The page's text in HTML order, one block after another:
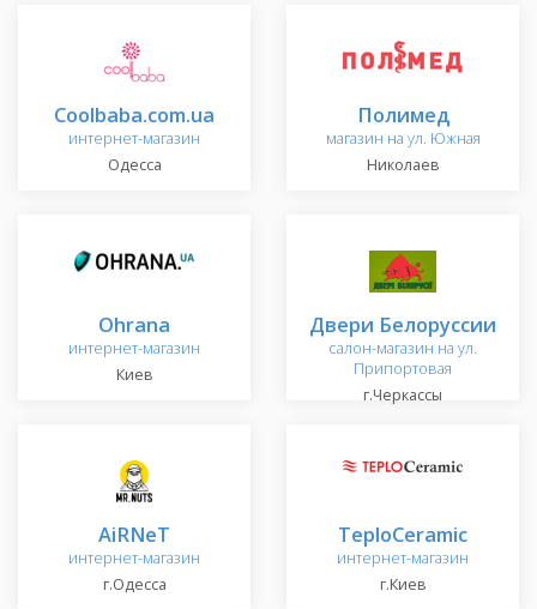
Coolbaba.com.ua
интернет-магазин
Одесса
Полимед
магазин на ул. Южная
Николаев
Ohrana
интернет-магазин
Киев
Двери Белоруссии
салон-магазин на ул.
Припортовая
г.Черкассы
AiRNeT
интернет-магазин
г.Одесса
TeploCeramic
интернет-магазин
г.Киев